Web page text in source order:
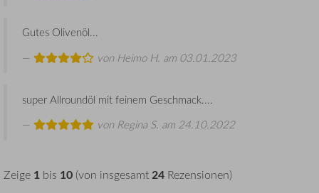
Gutes Olivenöl...
von Heimo H. am 03.01.2023
super Allroundöl mit feinem Geschmack....
von Regina S. am 24.10.2022
Zeige 1 bis 10 (von insgesamt24 Rezensionen)